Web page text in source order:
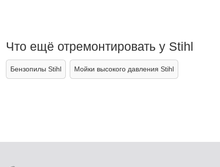
Что ещё отремонтировать у Stihl
Бензопилы Stihl Мойки высокого давления Stihl